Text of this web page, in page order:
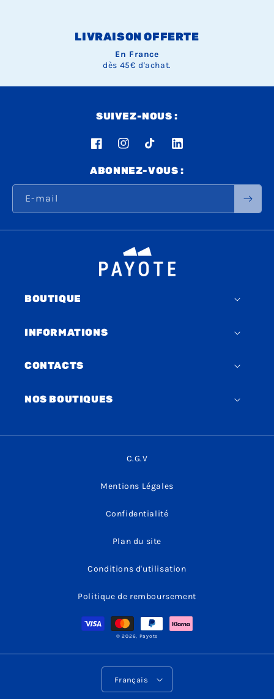
LIVRAISON OFFERTE
En France
dès 45€ d'achat.
SUIVEZ-NOUS :
FacebookInstagramTikTok LinkedIn
ABONNEZ-VOUS :
E-mail
BOUTIQUE
INFORMATIONS
CONTACTS
NOS BOUTIQUES
C.G.V
Mentions Légales
Confidentialité
Plan du site
Conditions d'utilisation
Politique de remboursement
© 2026, Payote
L
Français